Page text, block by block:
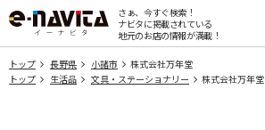
さぁ、今すぐ検索！
ナビタに掲載されている
地元のお店の情報が満載！
トップ 長野県 小諸市
株式会社万年堂
トップ
生活品 文具・ステーショナリー 株式会社万年堂